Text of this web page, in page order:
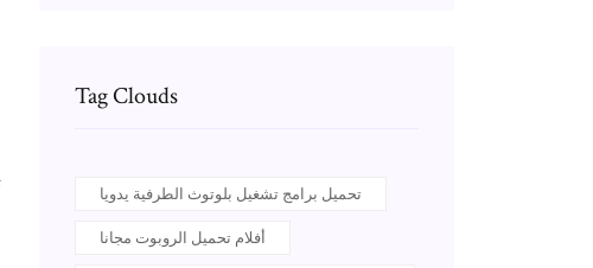
Tag Clouds
تحميل برامج تشغيل بلوتوث الطرفية يدويا
أفلام تحميل الروبوت مجانا